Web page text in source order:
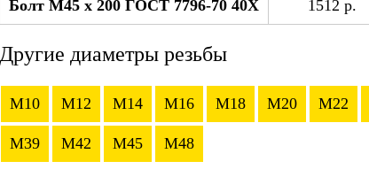
Болт М45 x 200 ГОСТ 7796-70 40Х 1512 р.
Другие диаметры резьбы
M10 M12 M14 M16 M18 M20 M22
M39 M42 M45 M48